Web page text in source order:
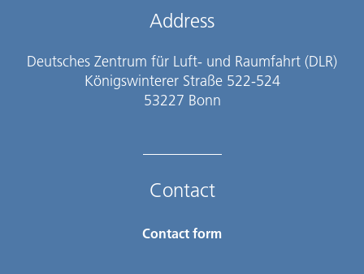
Address
Deutsches Zentrum für Luft- und Raumfahrt (DLR)
Königswinterer Straße 522-524
53227 Bonn
Contact
Contact form